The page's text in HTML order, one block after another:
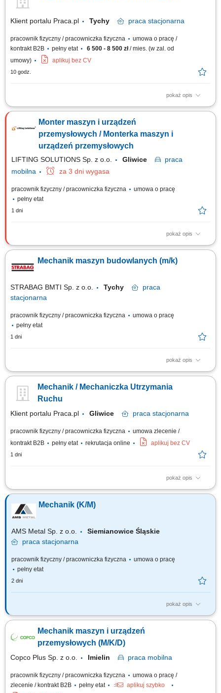
technical drawings; Mechanical fitting and assembly work; Assembly of
Klient portalu Praca.pl Tychy praca stacjonarna
pracownik fizyczny / pracowniczka fizyczna
umowa o pracę /
kontrakt B2B
pełny etat 6 500 - 8 500 zł/ mies. (w zal. od
umowy)
aplikuj bez CV
10 godz.
pokaż opis
wykonywanie przeglądów i diagnostyka zabudów komunalnych,
oraz uruchamianie nowych urządzeń zgodnie z dokumentacją, regulacja i
kalibracja układów sterowania i hydrauliki siłowej, współpraca z działem
Monter maszyn i urządzeń
przemysłowych / Monterka maszyn i
urządzeń przemysłowych
LIFTING SOLUTIONS Sp. z o.o. Gliwice
praca
mobilna
za 3 dni wygasa
pracownik fizyczny / pracowniczka fizyczna
umowa o pracę
pełny etat
1 dni
pokaż opis
Zadania Mechaniczny montaż urządzeń, maszyn oraz stanowisk
poszczególnych zespołów mechanicznych w kompletne systemy
produkcyjne; Bieżące diagnozowanie i samodzielne rozwiązywanie
Mechanik maszyn budowlanych (m/k)
STRABAG BMTI Sp. z o.o. Tychy
praca
stacjonarna
pracownik fizyczny / pracowniczka fizyczna
umowa o pracę
pełny etat
1 dni
pokaż opis
Twoja rola w STRABAG diagnostyka usterek; naprawa i konserwacja;
technicznego maszyn; przygotowanie listy części; Co jest dla nas ważne
wykształcenie techniczne min zawodowe, preferowane w dziedzinie
Mechanik / Mechaniczka Utrzymania
Ruchu
Klient portalu Praca.pl Gliwice praca stacjonarna
pracownik fizyczny / pracowniczka fizyczna
umowa zlecenie /
kontrakt B2B
pełny etat rekrutacja online aplikuj bez CV
1 dni
pokaż opis
Utrzymanie ciągłości pracy maszyn produkcyjnych poprzez diagnostykę i
konserwacji urządzeń. Kontrola poprawności działania instalacji i
infrastruktury technicznej zakładu. Analiza przyczyn awarii oraz
Mechanik (K/M)
AMS Metal Sp. z o.o.
Siemianowice Śląskie
praca stacjonarna
pracownik fizyczny / pracowniczka fizyczna
umowa o pracę
pełny etat
2 dni
pokaż opis
Twój zakres obowiązków: rozpoznanie i usuwanie awarii urządzeń
maszyn i urządzeń wykonywanie przeglądów okresowych i konserwacji
zapobieganie awariom poprzez działania prewencyjne sporządzanie
Mechanik maszyn i urządzeń
przemysłowych (M/K/D)
Copco Plus Sp. z o.o. Imielin praca mobilna
pracownik fizyczny / pracowniczka fizyczna
umowa o pracę /
zlecenie / kontrakt B2B
pełny etat
aplikuj szybko